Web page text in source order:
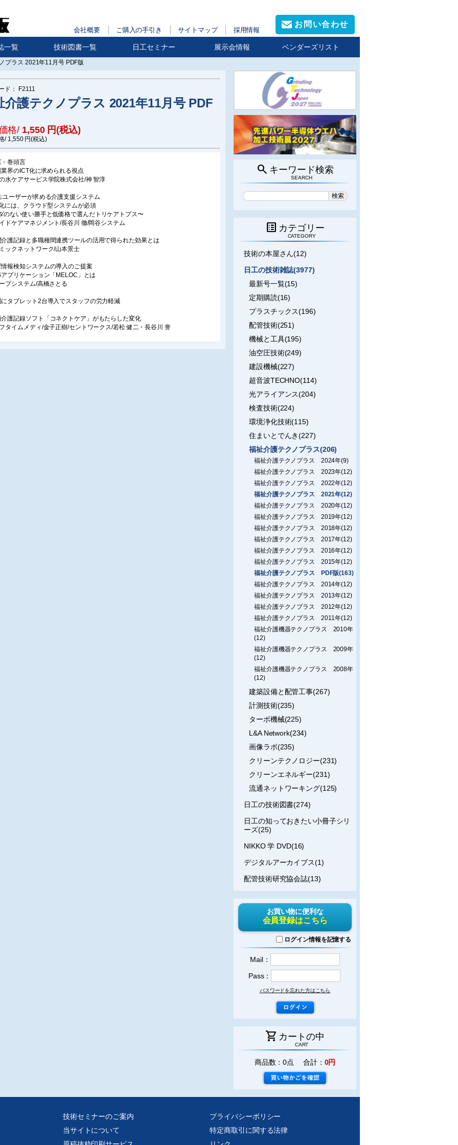
会社概要 ご購入の手引き サイトマップ 採用情報
お問い合わせ
一覧 技術図書一覧 日工セミナー 展示会情報 ベンダーズリスト
プラス 2021年11月号 PDF版
ド： F2111
介護テクノプラス 2021年11月号 PDF
格/ 1,550円(税込)
/ 1,550円(税込)
・巻頭言
業界のICT化に求められる視点
水ケアサービス学院株式会社/神 智淳
ユーザーが求める介護支援システム
には、クラウド型システムが必須
のない使い勝手と低価格で選んだトリケアトプス〜
ドケアマネジメント/長谷川 徹/岡谷システム
介護記録と多職種間連携ツールの活用で得られた効果とは
ックネットワーク/山本景士
情報検知システムの導入のご提案
アプリケーション「MELOC」とは
プシステム/高橋さとる
にタブレット2台導入でスタッフの労力軽減
介護記録ソフト「コネクトケア」がもたらした変化
タイムメディ/金子正樹/セントワークス/若松 健二・長谷川 誉
search キーワード検索
SEARCH
list_alt カテゴリー
CATEGORY
技術の本屋さん(12)
日工の技術雑誌(3977)
最新号一覧(15)
定期購読(16)
プラスチックス(196)
配管技術(251)
機械と工具(195)
油空圧技術(249)
建設機械(227)
超音波TECHNO(114)
光アライアンス(204)
検査技術(224)
環境浄化技術(115)
住まいとでんき(227)
福祉介護テクノプラス(206)
福祉介護テクノプラス 2024年(9)
福祉介護テクノプラス 2023年(12)
福祉介護テクノプラス 2022年(12)
福祉介護テクノプラス 2021年(12)
福祉介護テクノプラス 2020年(12)
福祉介護テクノプラス 2019年(12)
福祉介護テクノプラス 2018年(12)
福祉介護テクノプラス 2017年(12)
福祉介護テクノプラス 2016年(12)
福祉介護テクノプラス 2015年(12)
福祉介護テクノプラス PDF版(163)
福祉介護テクノプラス 2014年(12)
福祉介護テクノプラス 2013年(12)
福祉介護テクノプラス 2012年(12)
福祉介護テクノプラス 2011年(12)
福祉介護機器テクノプラス 2010年
(12)
福祉介護機器テクノプラス 2009年
(12)
福祉介護機器テクノプラス 2008年
(12)
建築設備と配管工事(267)
計測技術(235)
ターボ機械(225)
L&A Network(234)
画像ラボ(235)
クリーンテクノロジー(231)
クリーンエネルギー(231)
流通ネットワーキング(125)
日工の技術図書(274)
日工の知っておきたい小冊子シリ
ーズ(25)
NIKKO 学 DVD(16)
デジタルアーカイブス(1)
配管技術研究協会誌(13)
お買い物に便利な
会員登録はこちら
ログイン情報を記憶する
Mail：
Pass：
パスワードを忘れた方はこちら
shopping_cart カートの中
CART
商品数：0点 合計： 0円
技術セミナーのご案内
当サイトについて
プライバシーポリシー
特定商取引に関する法律